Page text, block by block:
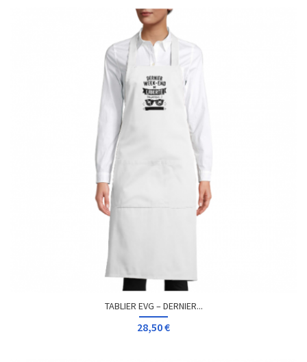
TABLIER EVG – DERNIER...
28,50 €